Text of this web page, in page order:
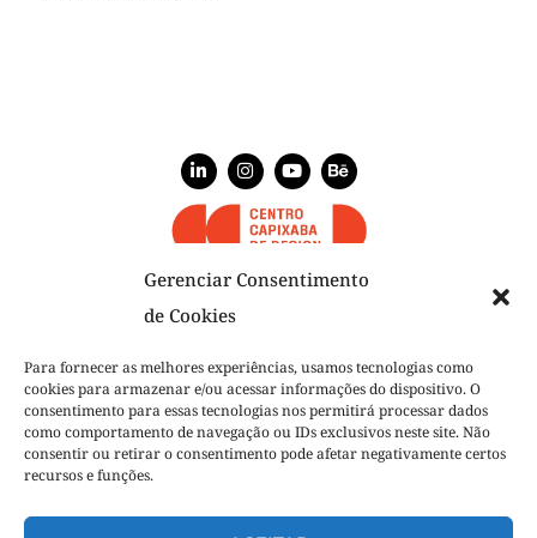
Gerenciar Consentimento
de Cookies
Para fornecer as melhores experiências, usamos tecnologias como
cookies para armazenar e/ou acessar informações do dispositivo. O
consentimento para essas tecnologias nos permitirá processar dados
como comportamento de navegação ou IDs exclusivos neste site. Não
consentir ou retirar o consentimento pode afetar negativamente certos
recursos e funções.
NÓS
NOSSO TIME
O QUE FAZEMOS
PROJETOS
NOSSA VOZ